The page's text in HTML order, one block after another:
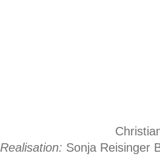
Realisation: Sonja Reisinger